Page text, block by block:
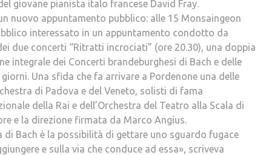
giovane pianista italo francese David Fray.
nuovo appuntamento pubblico: alle 15 Monsaingeon
interessato in un appuntamento condotto da
due concerti “Ritratti incrociati” (ore 20.30), una doppia
integrale dei Concerti brandeburghesi di Bach e delle
Una sfida che fa arrivare a Pordenone una delle
di Padova e del Veneto, solisti di fama
della Rai e dell’Orchestra del Teatro alla Scala di
e la direzione firmata da Marco Angius.
Bach è la possibilità di gettare uno sguardo fugace
e sulla via che conduce ad essa», scriveva